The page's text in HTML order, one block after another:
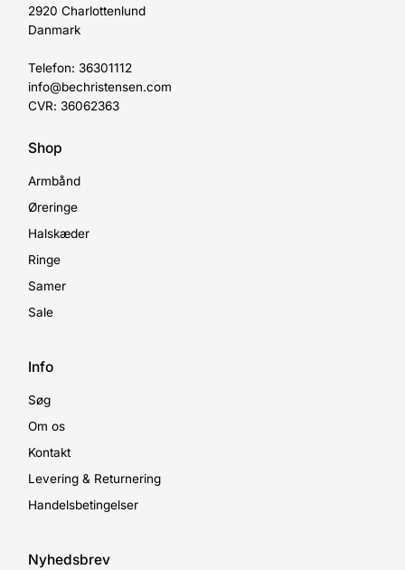
2920 Charlottenlund
Danmark
Telefon: 36301112
info@bechristensen.com
CVR: 36062363
Shop
Armbånd
Øreringe
Halskæder
Ringe
Samer
Sale
Info
Søg
Om os
Kontakt
Levering & Returnering
Handelsbetingelser
Nyhedsbrev